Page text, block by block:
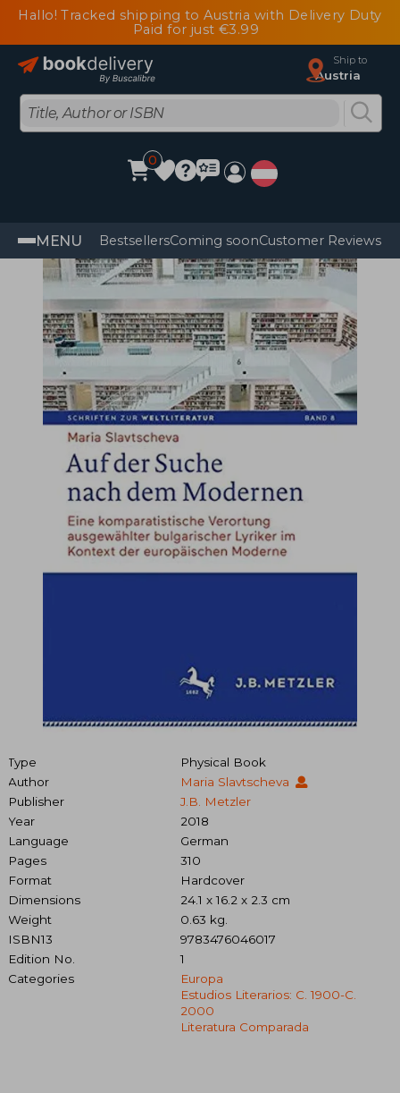
Hallo! Tracked shipping to Austria with Delivery Duty
Paid for just €3.99
Ship to
Austria
0
MENU BestsellersComing soonCustomer Reviews
Type
Physical Book
Author
Maria Slavtscheva
Publisher
J.B. Metzler
Year
2018
Language
German
Pages
310
Format
Hardcover
Dimensions
24.1 x 16.2 x 2.3 cm
Weight
0.63 kg.
ISBN13
9783476046017
Edition No.
1
Categories
Europa
Estudios Literarios: C. 1900-C.
2000
Literatura Comparada